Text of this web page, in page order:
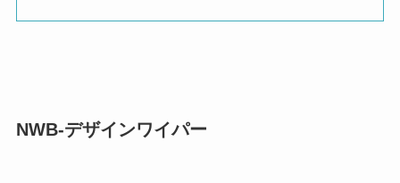
NWB-デザインワイパー